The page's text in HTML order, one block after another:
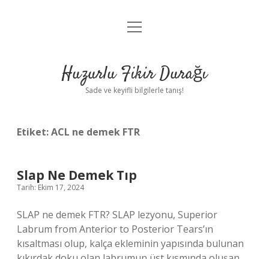
Anasayfa
Yasal Uyarı
menüyü
Huzurlu Fikir Durağı
Sade ve keyifli bilgilerle tanış!
Etiket:ACL ne demek FTR
Slap Ne Demek Tıp
Tarih: Ekim 17, 2024
SLAP ne demek FTR? SLAP lezyonu, Superior
Labrum from Anterior to Posterior Tears’ın
kısaltması olup, kalça ekleminin yapısında bulunan